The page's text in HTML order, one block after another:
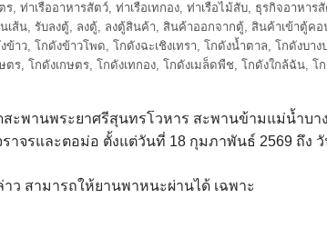
ร, ท่าเรืออาหารสัตว์, ท่าเรือเทกอง, ท่าเรือไม้สับ, ธุรกิจอาหาร
เส้น, รับลงตู้, ลงตู้, ลงตู้สินค้า, สินค้าออกจากตู้, สินค้าเข้าตู้คอ
ข้าว, โกดังข้าวโพด, โกดังฉะเชิงเทรา, โกดังน้ำตาล, โกดังบาง
ตร, โกดังเกษตร, โกดังเทกอง, โกดังเมล็ดพืช, โกดังใกล้ฉัน, โ
ะพานพระยาศรีสุนทรโวหาร สะพานข้ามแม่น้ำบา
าจรและตอม่อ ตั้งแต่วันที่ 18 กุมภาพันธ์ 2569 ถึง
ว สามารถให้ยานพาหนะผ่านได้ เฉพาะ